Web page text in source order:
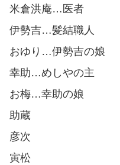
米倉洪庵…医者
伊勢吉…髪結職人
おゆり…伊勢吉の娘
幸助…めしやの主
お梅…幸助の娘
助蔵
彦次
寅松